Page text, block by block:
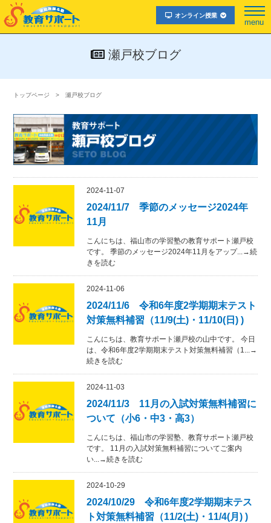
オンライン授業
menu
瀬戸校ブログ
トップページ 瀬戸校ブログ
2024-11-07
2024/11/7 季節のメッセージ2024年
11月
こんにちは、福山市の学習塾の教育サポート瀬戸校
です。 季節のメッセージ2024年11月をアップ...→続
きを読む
2024-11-06
2024/11/6 令和6年度2学期期末テスト
対策無料補習（11/9(土)・11/10(日) )
こんにちは、教育サポート瀬戸校の山中です。 今日
は、令和6年度2学期期末テスト対策無料補習（1...→
続きを読む
2024-11-03
2024/11/3 11月の入試対策無料補習に
ついて（小6・中3・高3）
こんにちは、福山市の学習塾、教育サポート瀬戸校
です。 11月の入試対策無料補習についてご案内
い...→続きを読む
2024-10-29
2024/10/29 令和6年度2学期期末テス
ト対策無料補習（11/2(土)・11/4(月) )